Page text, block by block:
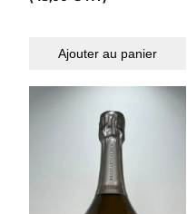
Ajouter au panier